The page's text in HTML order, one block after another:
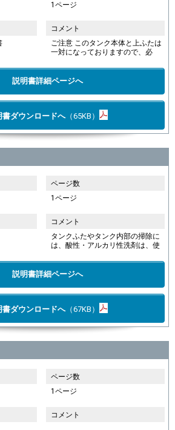
1ページ
コメント
ご注意 このタンク本体と上ふたは
一対になっておりますので、必
説明書詳細ページへ
書ダウンロードへ（65KB）
ページ数
1ページ
コメント
タンクふたやタンク内部の掃除に
は、酸性・アルカリ性洗剤は、使
説明書詳細ページへ
書ダウンロードへ（67KB）
ページ数
1ページ
コメント